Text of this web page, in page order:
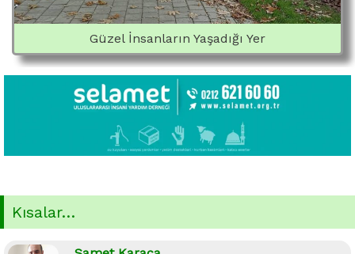
Güzel İnsanların Yaşadığı Yer
Kısalar…